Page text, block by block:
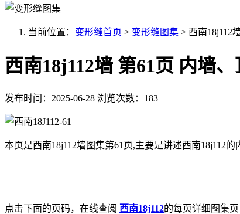
当前位置： 变形缝首页 > 变形缝图集 > 西南18j112
西南18j112墙 第61页 内墙
发布时间：2025-06-28 浏览次数：183
本页是西南18j112墙图集第61页,主要是讲述西南18j112的
点击下面的页码，在线查阅 西南18j112的每页详细图集页